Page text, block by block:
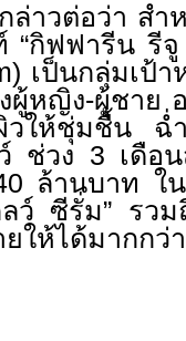
กล่าวต่อว่า สำ
“กิฟฟารีน รี
เป็นกลุ่มเป้
ผู้หญิง-ผู้ชาย
ให้ชุ่มชื้น ฉ่
ช่วง 3 เดือ
ล้านบาท
ว์ ซีรั่ม” รว
ยให้ได้มากก